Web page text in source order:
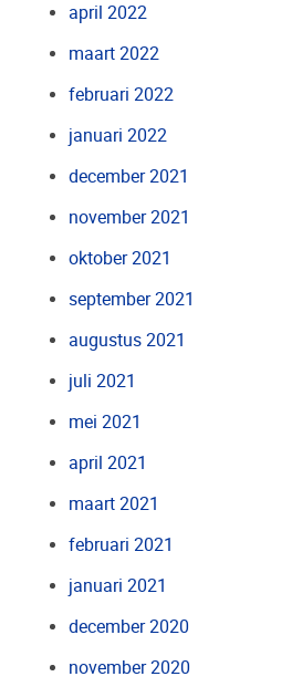
april 2022
maart 2022
februari 2022
januari 2022
december 2021
november 2021
oktober 2021
september 2021
augustus 2021
juli 2021
mei 2021
april 2021
maart 2021
februari 2021
januari 2021
december 2020
november 2020